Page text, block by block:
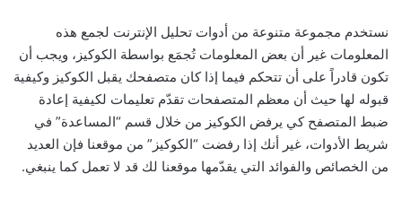
نستخدم مجموعة متنوعة من أدوات تحليل الإنترنت لجمع هذه
المعلومات غير أن بعض المعلومات تُجمَع بواسطة الكوكيز، ويجب أن
تكون قادراً على أن تتحكم فيما إذا كان متصفحك يقبل الكوكيز وكيفية
قبوله لها حيث أن معظم المتصفحات تقدّم تعليمات لكيفية إعادة
ضبط المتصفح كي يرفض الكوكيز من خلال قسم “المساعدة” في
شريط الأدوات، غير أنك إذا رفضت “الكوكيز” من موقعنا فإن العديد
من الخصائص والفوائد التي يقدّمها موقعنا لك قد لا تعمل كما ينبغي.